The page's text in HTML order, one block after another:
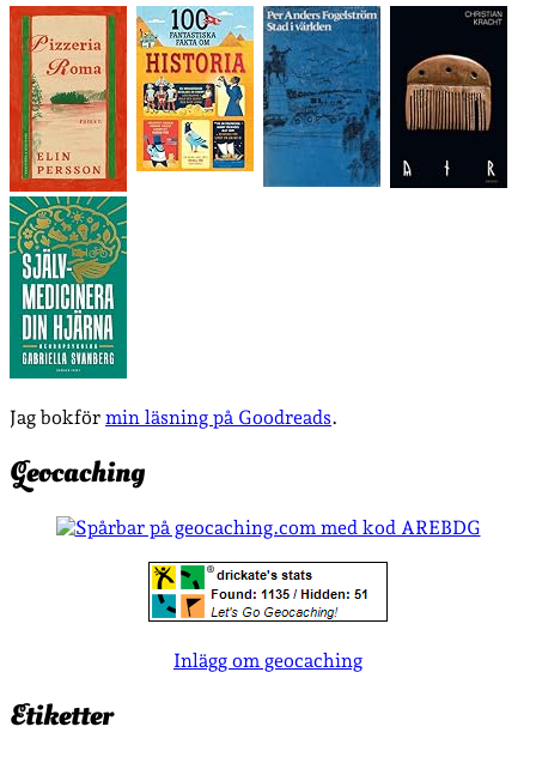
Jag bokför min läsning på Goodreads.
Geocaching
Inlägg om geocaching
Etiketter